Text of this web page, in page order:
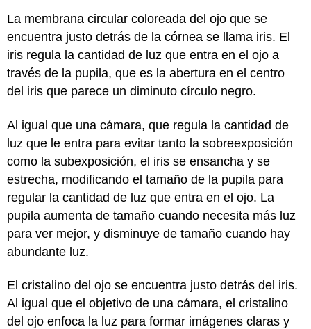
La membrana circular coloreada del ojo que se
encuentra justo detrás de la córnea se llama iris. El
iris regula la cantidad de luz que entra en el ojo a
través de la pupila, que es la abertura en el centro
del iris que parece un diminuto círculo negro.
Al igual que una cámara, que regula la cantidad de
luz que le entra para evitar tanto la sobreexposición
como la subexposición, el iris se ensancha y se
estrecha, modificando el tamaño de la pupila para
regular la cantidad de luz que entra en el ojo. La
pupila aumenta de tamaño cuando necesita más luz
para ver mejor, y disminuye de tamaño cuando hay
abundante luz.
El cristalino del ojo se encuentra justo detrás del iris.
Al igual que el objetivo de una cámara, el cristalino
del ojo enfoca la luz para formar imágenes claras y